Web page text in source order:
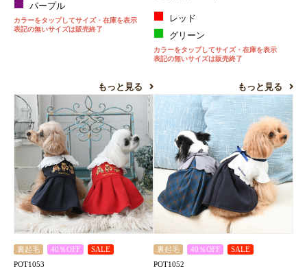
パープル
カラーをタップしてサイズ・在庫を表示
表記の無いサイズは販売終了
もっと見る
レッド
グリーン
カラーをタップしてサイズ・在庫を表示
表記の無いサイズは販売終了
もっと見る
裏起毛 40％OFF SALE
POT1053
裏起毛 40％OFF SALE
POT1052